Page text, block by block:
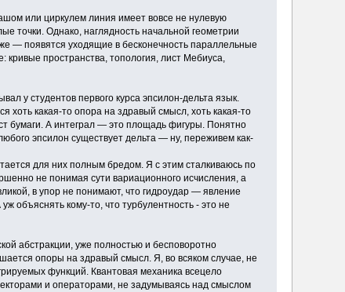
или циркулем линия имеет вовсе не нулевую
точки. Однако, наглядность начальной геометрии
— появятся уходящие в бесконечность параллельные
пространства, топология, лист Мебиуса,
у студентов первого курса эпсилон-дельта язык.
какая-то опора на здравый смысл, хоть какая-то
бумаги. А интеграл — это площадь фигуры. Понятно
эпсилон существует дельта — ну, переживем как-
для них полным бредом. Я с этим сталкиваюсь по
не понимая сути вариационного исчисления, а
в упор не понимают, что гидроудар — явление
объяснять кому-то, что турбулентность - это не
абстракции, уже полностью и бесповоротно
опоры на здравый смысл. Я, во всяком случае, не
функций. Квантовая механика всецело
и операторами, не задумываясь над смыслом